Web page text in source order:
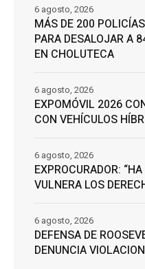
MÁS DE 200
PARA DESALOJAR A
EN CHOLUTECA
6 agosto, 2026
EXPOMÓVIL 2026
CON VEHÍCULOS
6 agosto, 2026
EXPROCURADOR:
VULNERA LOS
6 agosto, 2026
DEFENSA DE
DENUNCIA
6 agosto, 2026